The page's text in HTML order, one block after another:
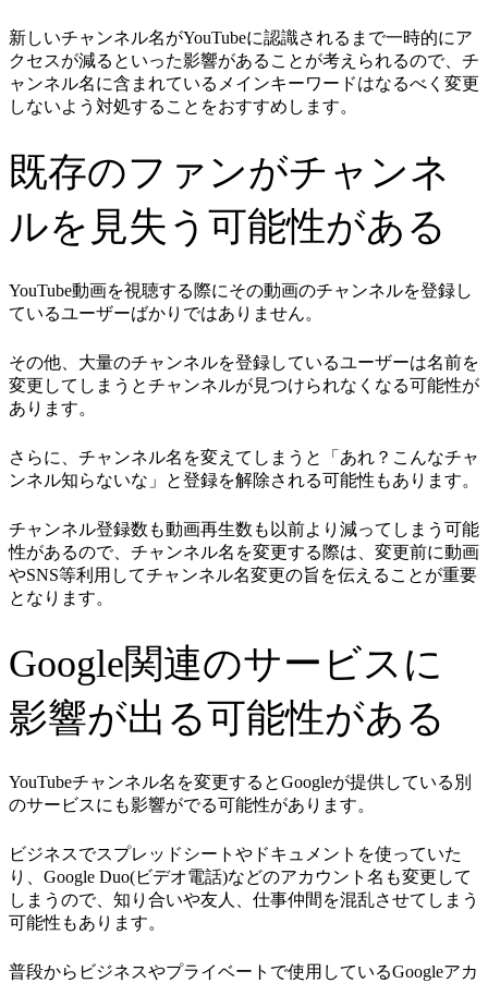
新しいチャンネル名がYouTubeに認識されるまで一時的にア
クセスが減るといった影響があることが考えられるので、チ
ャンネル名に含まれているメインキーワードはなるべく変更
しないよう対処することをおすすめします。
既存のファンがチャンネ
ルを見失う可能性がある
YouTube動画を視聴する際にその動画のチャンネルを登録し
ているユーザーばかりではありません。
その他、大量のチャンネルを登録しているユーザーは名前を
変更してしまうとチャンネルが見つけられなくなる可能性が
あります。
さらに、チャンネル名を変えてしまうと「あれ？こんなチャ
ンネル知らないな」と登録を解除される可能性もあります。
チャンネル登録数も動画再生数も以前より減ってしまう可能
性があるので、チャンネル名を変更する際は、変更前に動画
やSNS等利用してチャンネル名変更の旨を伝えることが重要
となります。
Google関連のサービスに
影響が出る可能性がある
YouTubeチャンネル名を変更するとGoogleが提供している別
のサービスにも影響がでる可能性があります。
ビジネスでスプレッドシートやドキュメントを使っていた
り、Google Duo(ビデオ電話)などのアカウント名も変更して
しまうので、知り合いや友人、仕事仲間を混乱させてしまう
可能性もあります。
普段からビジネスやプライベートで使用しているGoogleアカ